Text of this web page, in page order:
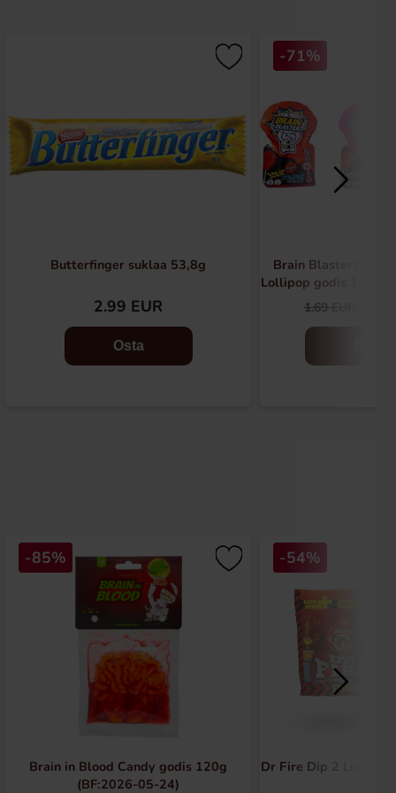
Butterfinger suklaa 53,8g
2.99 EUR
Osta
-71%
Brain Blasterz Sour
Lollipop godis
1.69 EUR
-85%
Brain in Blood Candy godis 120g
(BF:2026-05-24)
-54%
Dr Fire Dip 2 Lick